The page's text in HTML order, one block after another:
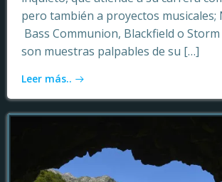
pero también a proyectos musicales;
Bass Communion, Blackfield o
son muestras palpables de su […]
Leer más..